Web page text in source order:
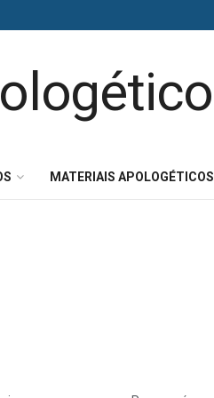
MATERIAIS APOLOGÉTICOS